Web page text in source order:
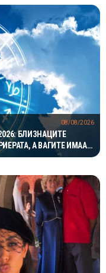
БЛИЗНАЦИТЕ
А ВАГИТЕ ИМААТ
08/08/2026